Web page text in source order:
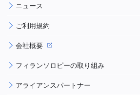
ニュース
ご利用規約
会社概要
フィランソロピーの取り組み
アライアンスパートナー